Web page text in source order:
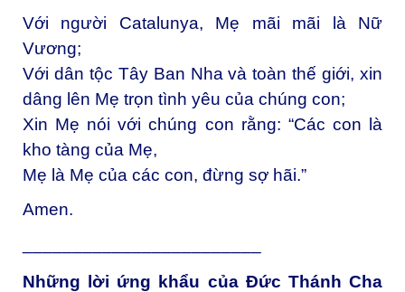
Với người Catalunya, Mẹ mãi mãi là Nữ
Vương;
Với dân tộc Tây Ban Nha và toàn thế giới, xin
dâng lên Mẹ trọn tình yêu của chúng con;
Xin Mẹ nói với chúng con rằng: “Các con là
kho tàng của Mẹ,
Mẹ là Mẹ của các con, đừng sợ hãi.”
Amen.
Những lời ứng khẩu của Đức Thánh Cha